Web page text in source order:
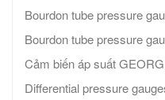
Bourdon tube pressure
Bourdon tube pressure
Cảm biến áp suất
Differential pressure